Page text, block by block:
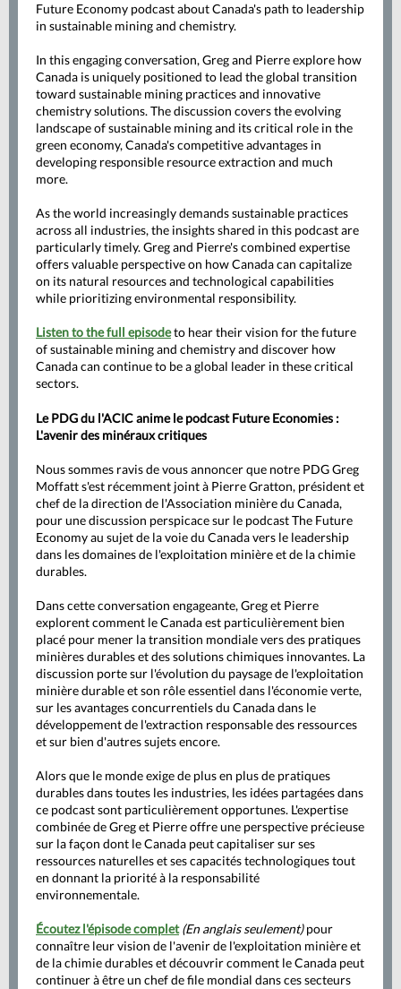
Future Economy podcast about Canada's path to leadership
in sustainable mining and chemistry.
In this engaging conversation, Greg and Pierre explore how
Canada is uniquely positioned to lead the global transition
toward sustainable mining practices and innovative
chemistry solutions. The discussion covers the evolving
landscape of sustainable mining and its critical role in the
green economy, Canada's competitive advantages in
developing responsible resource extraction and much
more.
As the world increasingly demands sustainable practices
across all industries, the insights shared in this podcast are
particularly timely. Greg and Pierre's combined expertise
offers valuable perspective on how Canada can capitalize
on its natural resources and technological capabilities
while prioritizing environmental responsibility.
Listen to the full episodeto hear their vision for the future
of sustainable mining and chemistry and discover how
Canada can continue to be a global leader in these critical
sectors.
Le PDG du l'ACIC anime le podcast Future Economies :
L'avenir des minéraux critiques
Nous sommes ravis de vous annoncer que notre PDG Greg
Moffatt s'est récemment joint à Pierre Gratton, président et
chef de la direction de l'Association minière du Canada,
pour une discussion perspicace sur le podcast The Future
Economy au sujet de la voie du Canada vers le leadership
dans les domaines de l'exploitation minière et de la chimie
durables.
Dans cette conversation engageante, Greg et Pierre
explorent comment le Canada est particulièrement bien
placé pour mener la transition mondiale vers des pratiques
minières durables et des solutions chimiques innovantes. La
discussion porte sur l'évolution du paysage de l'exploitation
minière durable et son rôle essentiel dans l'économie verte,
sur les avantages concurrentiels du Canada dans le
développement de l'extraction responsable des ressources
et sur bien d'autres sujets encore.
Alors que le monde exige de plus en plus de pratiques
durables dans toutes les industries, les idées partagées dans
ce podcast sont particulièrement opportunes. L'expertise
combinée de Greg et Pierre offre une perspective précieuse
sur la façon dont le Canada peut capitaliser sur ses
ressources naturelles et ses capacités technologiques tout
en donnant la priorité à la responsabilité
environnementale.
Écoutez l'épisode complet (En anglais seulement)pour
connaître leur vision de l'avenir de l'exploitation minière et
de la chimie durables et découvrir comment le Canada peut
continuer à être un chef de file mondial dans ces secteurs